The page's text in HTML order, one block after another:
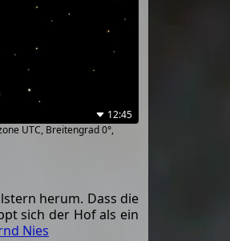
12:45
UTC, Breitengrad 0°,
herum. Dass die
sich der Hof als ein
Nies